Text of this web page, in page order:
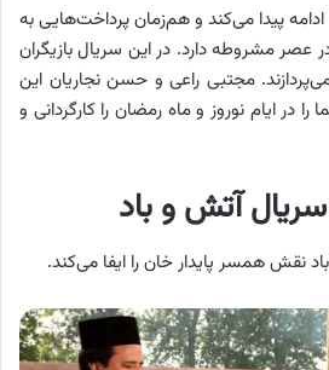
پیدا می‌کند و هم‌زمان پرداخت‌هایی به
عصر مشروطه دارد. در این سریال بازیگران
مجتبی راعی و حسن نجاریان این
در ایام نوروز و ماه رمضان را کارگردانی و
سریال آتش و باد
نقش همسر پایدار خان را ایفا می‌کند.